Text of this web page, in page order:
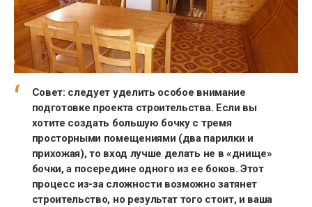
Совет: следует уделить особое внимание
подготовке проекта строительства. Если вы
хотите создать большую бочку с тремя
просторными помещениями (два парилки и
прихожая), то вход лучше делать не в «днище»
бочки, а посередине одного из ее боков. Этот
процесс из-за сложности возможно затянет
строительство, но результат того стоит, и ваша